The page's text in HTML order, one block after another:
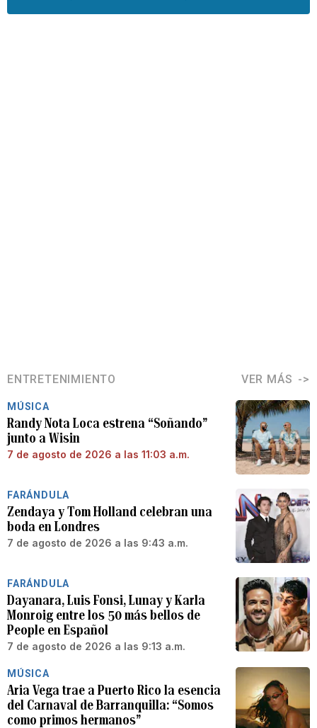
ENTRETENIMIENTO VER MÁS
MÚSICA
Randy Nota Loca estrena “Soñando”
junto a Wisin
7 de agosto de 2026 a las 11:03 a.m.
FARÁNDULA
Zendaya y Tom Holland celebran una
boda en Londres
7 de agosto de 2026 a las 9:43 a.m.
FARÁNDULA
Dayanara, Luis Fonsi, Lunay y Karla
Monroig entre los 50 más bellos de
People en Español
7 de agosto de 2026 a las 9:13 a.m.
MÚSICA
Aria Vega trae a Puerto Rico la esencia
del Carnaval de Barranquilla: “Somos
como primos hermanos”